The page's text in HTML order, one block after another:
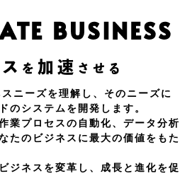
BUSINESS
を 加速 させる
ニーズを理解し、そのニーズに
のシステムを開発します。
業プロセスの自動化、データ分析
たのビジネスに最大の価値をもた
ジネスを変革し、成長と進化を促